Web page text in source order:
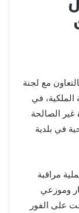
مع لجنة
الملكية، في
غير الصالحة
في بلدية
مراقبة
وموزعي
على الفور